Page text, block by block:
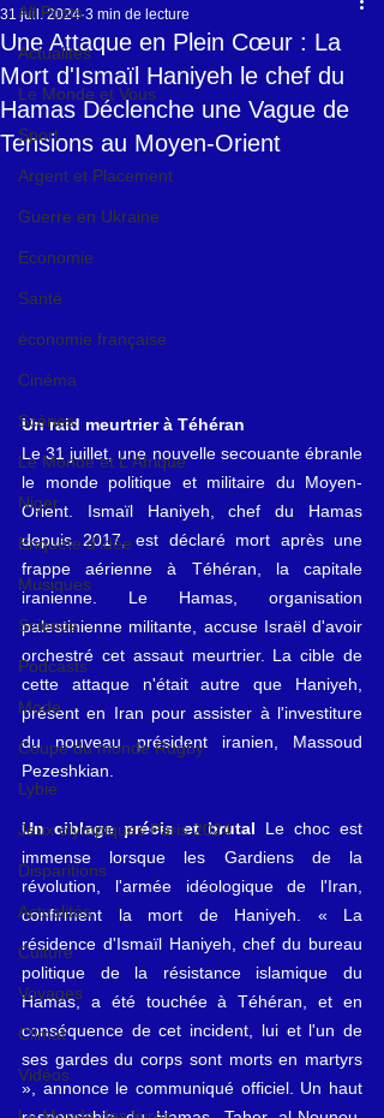
All Posts
Actualités
Le Monde et Vous
Sport
Argent et Placement
Guerre en Ukraine
Economie
Santé
économie française
Cinéma
Scènes
Le Monde et L'Afrique
Niger
Enquête d'idée
Musiques
Science
Podcasts
Mode
Coupe du monde Rugby
Lybie
Jeux olympiques Paris 2024
Disparitions
Actualités
Culture
Voyages
Climat
Vidéos
Une Attaque en Plein Cœur : La
Mort d'Ismaïl Haniyeh le chef du
Hamas Déclenche une Vague de
Tensions au Moyen-Orient
31 juil. 2024 3 min de lecture
Un raid meurtrier à Téhéran
Le 31 juillet, une nouvelle secouante ébranle
le monde politique et militaire du Moyen-
Orient. Ismaïl Haniyeh, chef du Hamas
depuis 2017, est déclaré mort après une
frappe aérienne à Téhéran, la capitale
iranienne. Le Hamas, organisation
palestinienne militante, accuse Israël d'avoir
orchestré cet assaut meurtrier. La cible de
cette attaque n'était autre que Haniyeh,
présent en Iran pour assister à l'investiture
du nouveau président iranien, Massoud
Pezeshkian.
Un ciblage précis et brutal Le choc est
immense lorsque les Gardiens de la
révolution, l'armée idéologique de l'Iran,
confirment la mort de Haniyeh. « La
résidence d'Ismaïl Haniyeh, chef du bureau
politique de la résistance islamique du
Hamas, a été touchée à Téhéran, et en
conséquence de cet incident, lui et l'un de
ses gardes du corps sont morts en martyrs
», annonce le communiqué officiel. Un haut